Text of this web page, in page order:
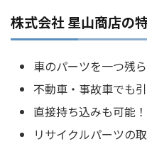
株式会社 星山商店の
車のパーツを一つ残
不動車・事故車でも
直接持ち込みも可能！
リサイクルパーツの